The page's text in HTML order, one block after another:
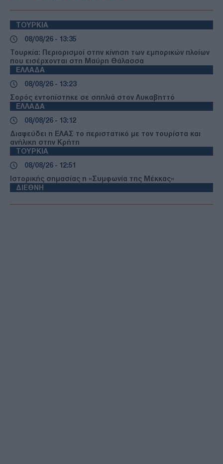
ΤΟΥΡΚΙΑ
08/08/26 - 13:35
Τουρκία: Περιορισμοί στην κίνηση των εμπορικών πλοίων
που εισέρχονται στη Μαύρη Θάλασσα
ΕΛΛΑΔΑ
08/08/26 - 13:23
Σορός εντοπίστηκε σε σπηλιά στον Λυκαβηττό
ΕΛΛΑΔΑ
08/08/26 - 13:12
Διαψεύδει η ΕΛΑΣ το περιστατικό με τον τουρίστα και
ανήλικη στην Κρήτη
ΤΟΥΡΚΙΑ
08/08/26 - 12:51
Ιστορικής σημασίας η «Συμφωνία της Μέκκας»
ΔΙΕΘΝΗ